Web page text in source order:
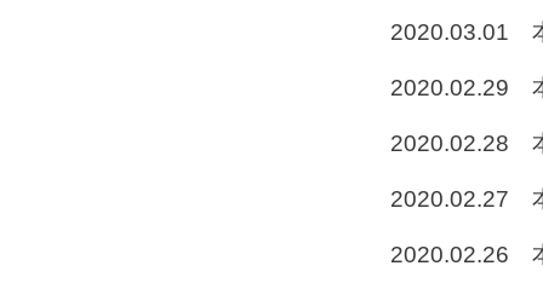
2020.03.01
2020.02.29
2020.02.28
2020.02.27
2020.02.26